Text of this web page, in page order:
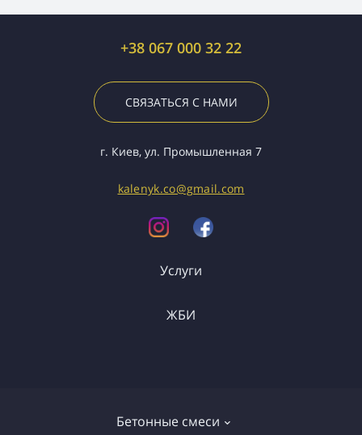
+38 067 000 32 22
СВЯЗАТЬСЯ С НАМИ
г. Киев, ул. Промышленная 7
kalenyk.co@gmail.com
Бетонные смеси
Услуги
Грузоперевозки
ЖБИ
Лестницы